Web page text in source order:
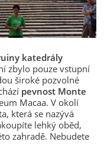
katedrály
zbylo pouze vstupní
široké pozvolné
pevnost Monte
Macaa. V okolí
která se nazývá
lehký oběd,
zahradě. Nebudete